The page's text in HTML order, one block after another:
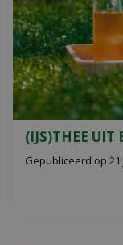
(IJS)THEE UIT
Gepubliceerd op